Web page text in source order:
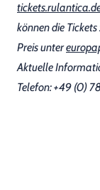
können die
Preis unter
Aktuelle
Telefon: +49 (0)